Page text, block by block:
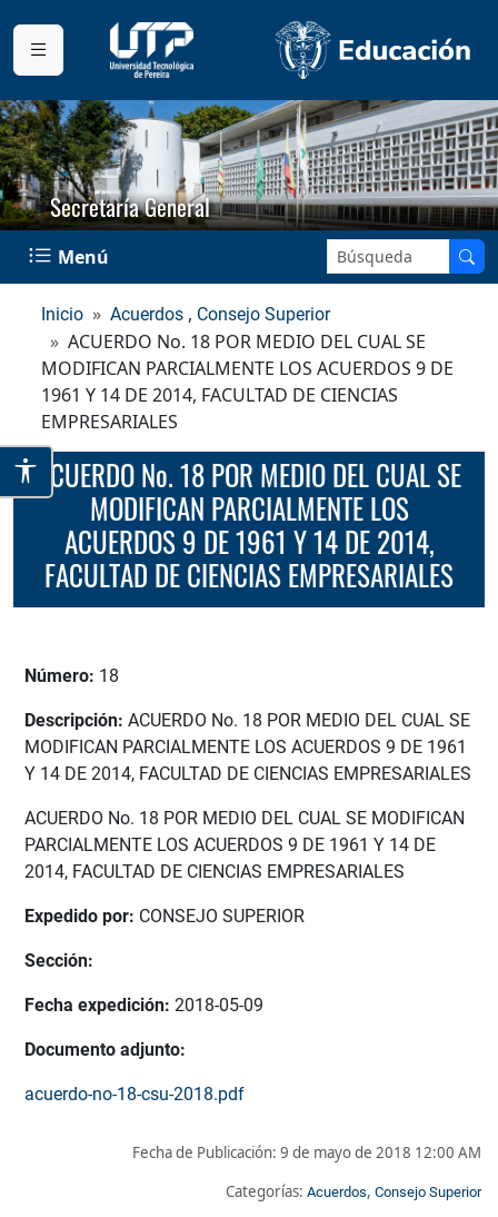
Secretaría General
Menú Buscar en el sitio:
Inicio Acuerdos , Consejo Superior
ACUERDO No. 18 POR MEDIO DEL CUAL SE
MODIFICAN PARCIALMENTE LOS ACUERDOS 9 DE
1961 Y 14 DE 2014, FACULTAD DE CIENCIAS
EMPRESARIALES
MODIFICAN PARCIALMENTE LOS
ACUERDOS 9 DE 1961 Y 14 DE 2014,
FACULTAD DE CIENCIAS EMPRESARIALES
Número: 18
Descripción: ACUERDO No. 18 POR MEDIO DEL CUAL SE
MODIFICAN PARCIALMENTE LOS ACUERDOS 9 DE 1961
Y 14 DE 2014, FACULTAD DE CIENCIAS EMPRESARIALES
ACUERDO No. 18 POR MEDIO DEL CUAL SE MODIFICAN
PARCIALMENTE LOS ACUERDOS 9 DE 1961 Y 14 DE
2014, FACULTAD DE CIENCIAS EMPRESARIALES
Expedido por: CONSEJO SUPERIOR
Sección:
Fecha expedición: 2018-05-09
Documento adjunto:
acuerdo-no-18-csu-2018.pdf
Fecha de Publicación: 9 de mayo de 2018 12:00 AM
Categorías: Acuerdos, Consejo Superior